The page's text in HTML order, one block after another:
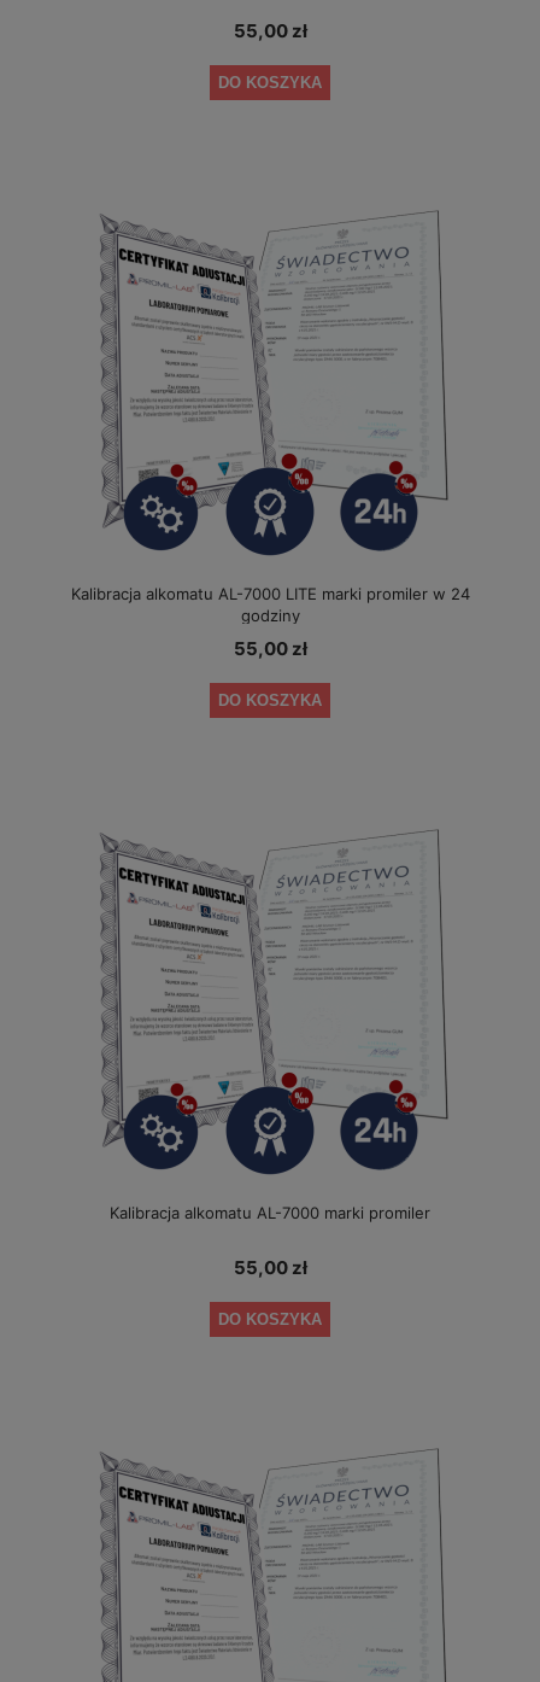
55,00 zł
DO KOSZYKA
Kalibracja alkomatu AL-7000 LITE marki promiler w 24
godziny
55,00 zł
DO KOSZYKA
Kalibracja alkomatu AL-7000 marki promiler
55,00 zł
DO KOSZYKA